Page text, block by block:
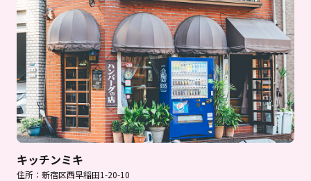
キッチンミキ
住所：新宿区西早稲田1-20-10